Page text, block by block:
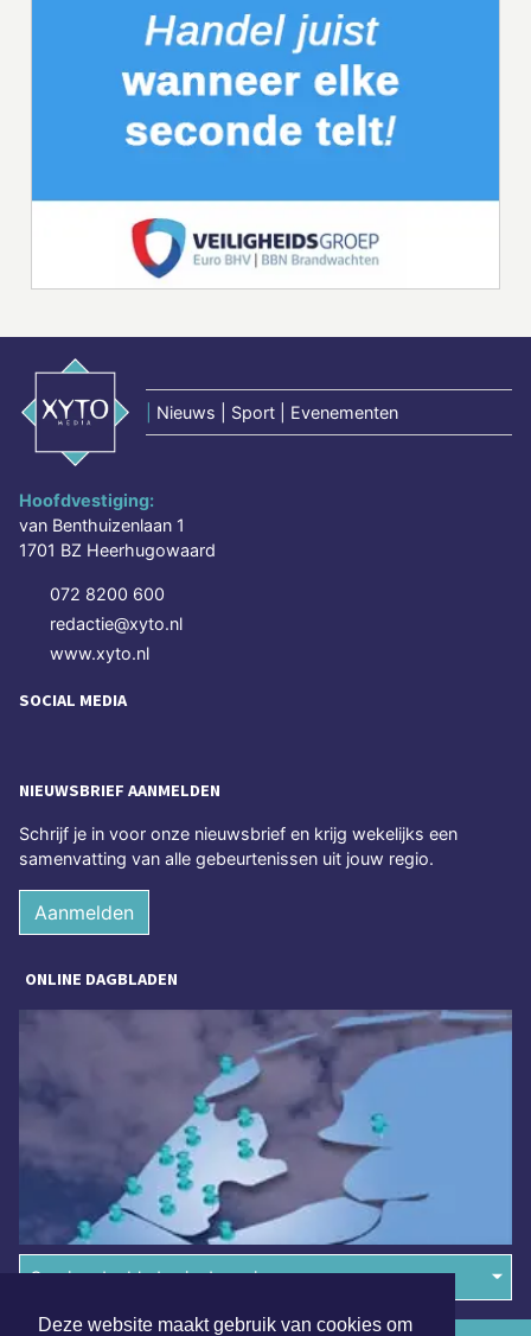
Deze website maakt gebruik van cookies om
Nieuws | Sport | Evenementen
Hoofdvestiging:
van Benthuizenlaan 1
1701 BZ Heerhugowaard
072 8200 600
redactie@xyto.nl
www.xyto.nl
SOCIAL MEDIA
NIEUWSBRIEF AANMELDEN
Schrijf je in voor onze nieuwsbrief en krijg wekelijks een
samenvatting van alle gebeurtenissen uit jouw regio.
Aanmelden
ONLINE DAGBLADEN
Overige dagbladen in de regio